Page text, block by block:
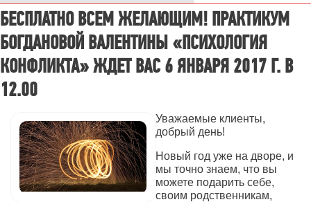
БЕСПЛАТНО ВСЕМ ЖЕЛАЮЩИМ! ПРАКТИКУМ
БОГДАНОВОЙ ВАЛЕНТИНЫ «ПСИХОЛОГИЯ
КОНФЛИКТА» ЖДЕТ ВАС 6 ЯНВАРЯ 2017 Г. В
12.00
Уважаемые клиенты,
добрый день!
Новый год уже на дворе, и
мы точно знаем, что вы
можете подарить себе,
своим родственникам,